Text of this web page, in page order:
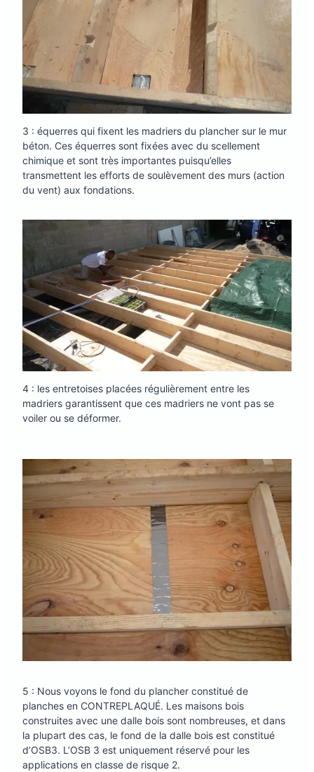
3 : équerres qui fixent les madriers du plancher sur le mur
béton. Ces équerres sont fixées avec du scellement
chimique et sont très importantes puisqu’elles
transmettent les efforts de soulèvement des murs (action
du vent) aux fondations.
4 : les entretoises placées régulièrement entre les
madriers garantissent que ces madriers ne vont pas se
voiler ou se déformer.
5 : Nous voyons le fond du plancher constitué de
planches en CONTREPLAQUÉ. Les maisons bois
construites avec une dalle bois sont nombreuses, et dans
la plupart des cas, le fond de la dalle bois est constitué
d’OSB3. L’OSB 3 est uniquement réservé pour les
applications en classe de risque 2.